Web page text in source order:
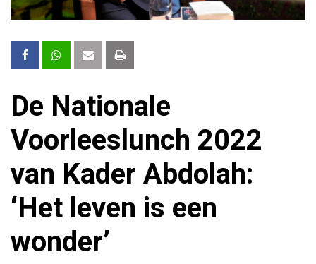
De Nationale
Voorleeslunch 2022
van Kader Abdolah:
‘Het leven is een
wonder’